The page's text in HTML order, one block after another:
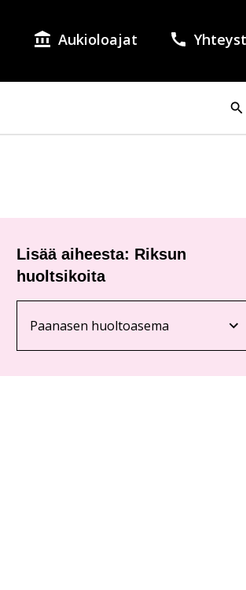
on valittuna suomi.
as the language of the page.
Aukioloajat
Lisää aiheesta: Riksun
huoltsikoita
Nykyinen sivu
Paanasen huoltoasema
Klikkaa käyttääksesi valikkoa